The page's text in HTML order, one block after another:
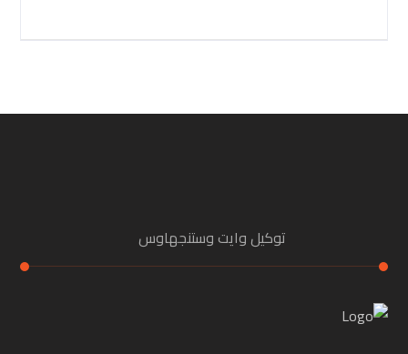
توكيل وايت وستنجهاوس